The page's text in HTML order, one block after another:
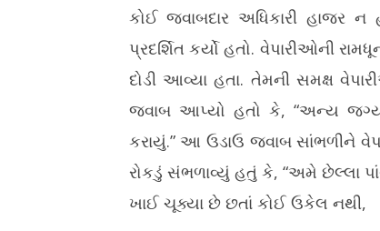
કોઈ જવાબદાર અધિકારી હાજર ન
પ્રદર્શિત કર્યો હતો. વેપારીઓની
દોડી આવ્યા હતા. તેમની સમક્ષ
જવાબ આપ્યો હતો કે, “અન્ય
કરાયું.” આ ઉડાઉ જવાબ સાંભળીને
રોકડું સંભળાવ્યું હતું કે, “અમે છેલ્લા
ખાઈ ચૂક્યા છે છતાં કોઈ ઉકેલ નથી,